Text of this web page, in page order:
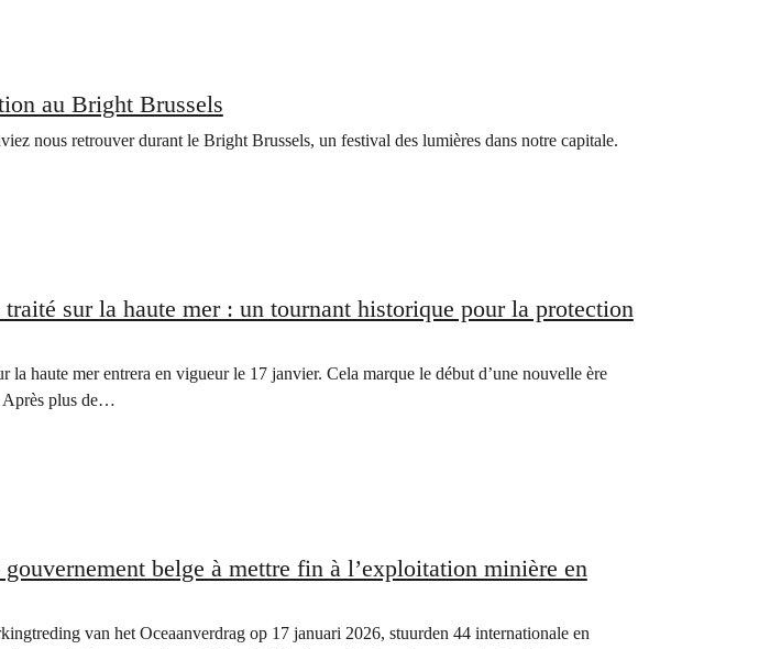
au Bright Brussels
nous retrouver durant le Bright Brussels, un festival des lumières dans notre capitale.
sur la haute mer : un tournant historique pour la protection
la haute mer entrera en vigueur le 17 janvier. Cela marque le début d’une nouvelle ère
Après plus de…
belge à mettre fin à l’exploitation minière en
van het Oceaanverdrag op 17 januari 2026, stuurden 44 internationale en